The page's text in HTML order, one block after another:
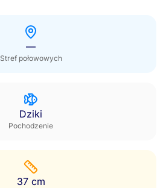
—
Stref połowowych
Dziki
Pochodzenie
37 cm